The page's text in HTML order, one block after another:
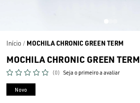
Início MOCHILA CHRONIC GREEN TERM
MOCHILA CHRONIC GREEN TERM
(0) Seja o primeiro a avaliar
Novo